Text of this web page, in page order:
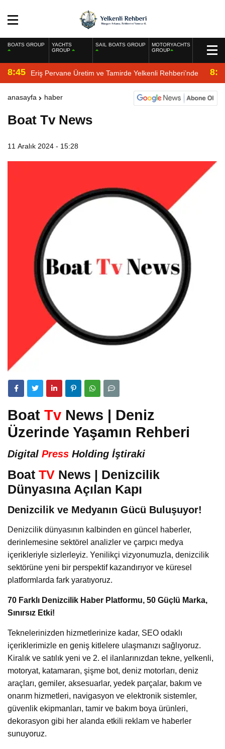
BOATS GROUP
YACHTS
GROUP
SAIL BOATS GROUP
MOTORYACHTS
GROUP
8:45 Eriş Pervane Üretim ve Tamirde Yelkenli Rehberi’nde
anasayfa haber
Boat Tv News
11 Aralık 2024 - 15:28
Boat Tv News | Deniz
Üzerinde Yaşamın Rehberi
Digital Press Holding İştiraki
Boat TV News | Denizcilik
Dünyasına Açılan Kapı
Denizcilik ve Medyanın Gücü Buluşuyor!
Denizcilik dünyasının kalbinden en güncel haberler,
derinlemesine sektörel analizler ve çarpıcı medya
içerikleriyle sizlerleyiz. Yenilikçi vizyonumuzla, denizcilik
sektörüne yeni bir perspektif kazandırıyor ve küresel
platformlarda fark yaratıyoruz.
70 Farklı Denizcilik Haber Platformu, 50 Güçlü Marka,
Sınırsız Etki!
Teknelerinizden hizmetlerinize kadar, SEO odaklı
içeriklerimizle en geniş kitlelere ulaşmanızı sağlıyoruz.
Kiralık ve satılık yeni ve 2. el ilanlarınızdan tekne, yelkenli,
motoryat, katamaran, şişme bot, deniz motorları, deniz
araçları, gemiler, aksesuarlar, yedek parçalar, bakım ve
onarım hizmetleri, navigasyon ve elektronik sistemler,
güvenlik ekipmanları, tamir ve bakım boya ürünleri,
dekorasyon gibi her alanda etkili reklam ve haberler
sunuyoruz.